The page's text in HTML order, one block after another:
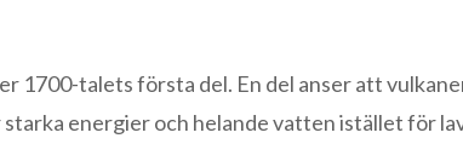
1700-talets första del. En del anser att
energier och helande vatten istället för